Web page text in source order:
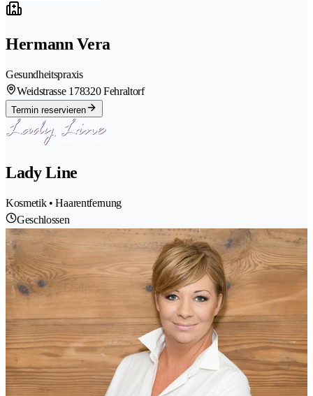
Hermann Vera
Gesundheitspraxis
Weidstrasse 178320 Fehraltorf
Termin reservieren
Lady Line
Kosmetik • Haarentfernung
Geschlossen